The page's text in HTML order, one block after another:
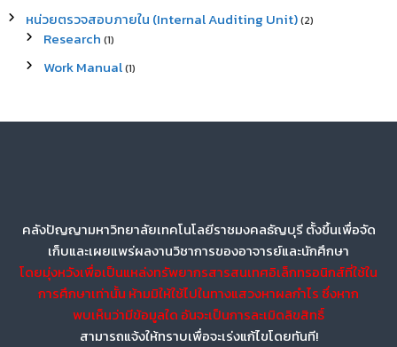
หน่วยตรวจสอบภายใน (Internal Auditing Unit)(2)
Research (1)
Work Manual(1)
คลังปัญญามหาวิทยาลัยเทคโนโลยีราชมงคลธัญบุรี ตั้งขึ้นเพื่อจัด
เก็บและเผยแพร่ผลงานวิชาการของอาจารย์และนักศึกษา
โดยมุ่งหวังเพื่อเป็นแหล่งทรัพยากรสารสนเทศอิเล็กทรอนิกส์ที่ใช้ใน
การศึกษาเท่านั้น ห้ามมิให้ใช้ไปในทางแสวงหาผลกำไร ซึ่งหาก
พบเห็นว่ามีข้อมูลใด อันจะเป็นการละเมิดลิขสิทธิ์
สามารถแจ้งให้ทราบเพื่อจะเร่งแก้ไขโดยทันที!